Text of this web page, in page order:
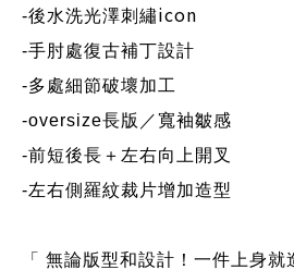
-後水洗光澤刺繡icon
-手肘處復古補丁設計
-多處細節破壞加工
-oversize長版／寬袖皺感
-前短後長＋左右向上開叉
-左右側羅紋裁片增加造型
「 無論版型和設計！一件上身就